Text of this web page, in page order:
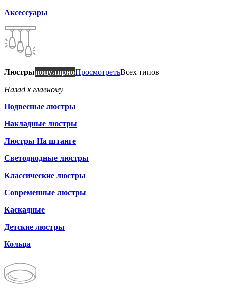
Аксессуары
ЛюстрыпопулярноПросмотретьВсех типов
Назад к главному
Подвесные люстры
Накладные люстры
Люстры На штанге
Светодиодные люстры
Классические люстры
Современные люстры
Каскадные
Детские люстры
Кольца